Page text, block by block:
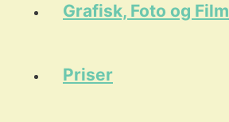
Grafisk, Foto og Film
Priser